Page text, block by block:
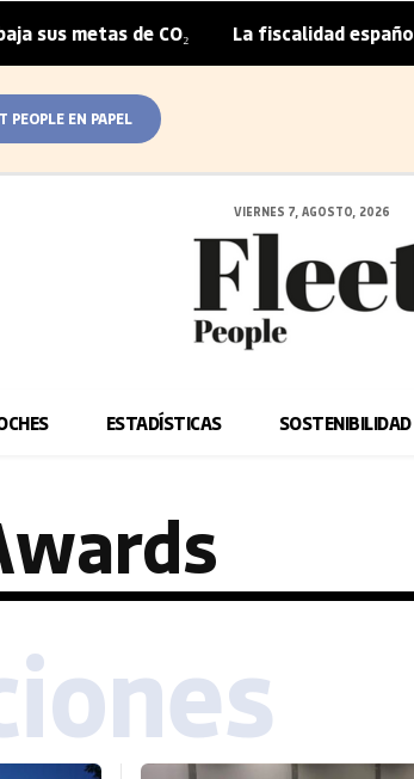
metas de CO₂ | La fiscalidad española
PEOPLE EN PAPEL
VIERNES 7, AGOSTO, 2026
ESTADÍSTICAS SOSTENIBILIDAD